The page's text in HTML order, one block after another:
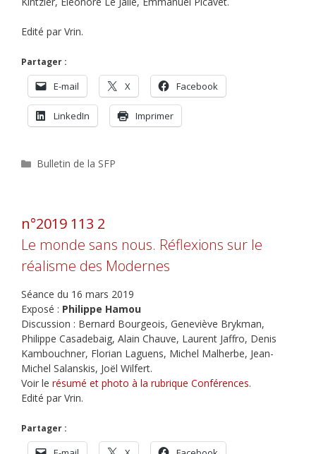
Edité par Vrin.
Partager :
E-mail X Facebook
LinkedIn Imprimer
Catégories
Bulletin de la SFP
n°2019 113 2
Le monde sans nous. Réflexions sur le
réalisme des Modernes
Séance du 16 mars 2019
Exposé : Philippe Hamou
Discussion : Bernard Bourgeois, Geneviève Brykman,
Philippe Casadebaig, Alain Chauve, Laurent Jaffro, Denis
Kambouchner, Florian Laguens, Michel Malherbe, Jean-
Michel Salanskis, Joël Wilfert.
Voir le résumé et photo à la rubrique Conférences.
Edité par Vrin.
Partager :